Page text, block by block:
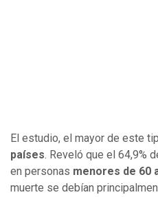
El estudio, el mayor de este
países. Reveló que el 64,9%
en personas menores de 60
muerte se debían